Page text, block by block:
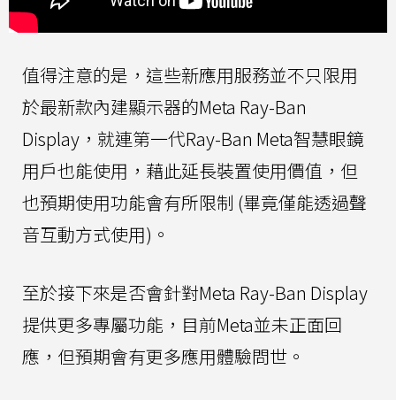
值得注意的是，這些新應用服務並不只限用
於最新款內建顯示器的Meta Ray-Ban
Display，就連第一代Ray-Ban Meta智慧眼鏡
用戶也能使用，藉此延長裝置使用價值，但
也預期使用功能會有所限制 (畢竟僅能透過聲
音互動方式使用)。
至於接下來是否會針對Meta Ray-Ban Display
提供更多專屬功能，目前Meta並未正面回
應，但預期會有更多應用體驗問世。